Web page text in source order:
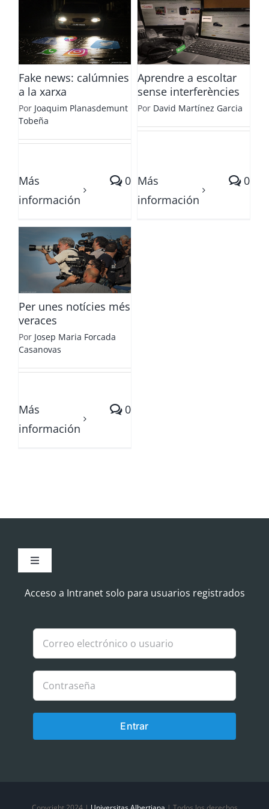
Fake news: calúmnies
a la xarxa
Por Joaquim Planasdemunt
Tobeña
Más
información
0
Aprendre a
escoltar sense
interferències
Aprendre a escoltar
sense interferències
Por David Martínez Garcia
Más
información
0
Per unes notícies més
veraces
Por Josep Maria Forcada
Casanovas
Más
información
0
Toggle
Aviso Legal
Política de Cookies
Política de privacidad
Acceso a Intranet solo para usuarios registrados
Entrar